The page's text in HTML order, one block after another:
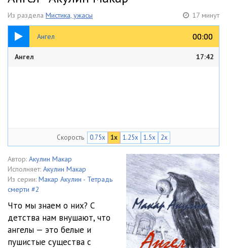
Из раздела Мистика, ужасы 17 минут
Ангел 00:00
00:00
17:42
Ангел 17:42
Скорость 0.75x 1x 1.25x 1.5x 2x
Автор: Акулин Макар
Исполняет: Акулин Макар
Из серии: Макар Акулин - Тетрадь
смерти #2
Что мы знаем о них? С
детства нам внушают, что
ангелы — это белые и
пушистые существа с